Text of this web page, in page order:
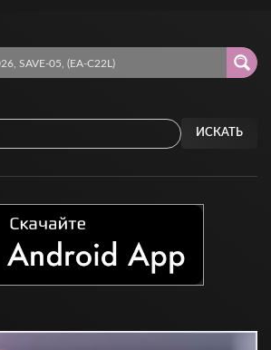
ИСКАТЬ